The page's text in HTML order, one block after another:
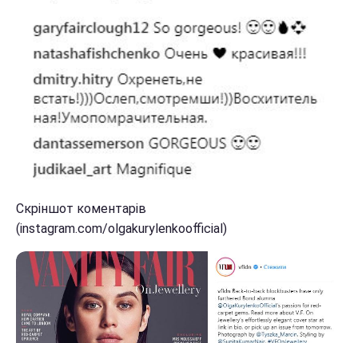
Скріншот коментарів
(instagram.com/olgakurylenkoofficial)